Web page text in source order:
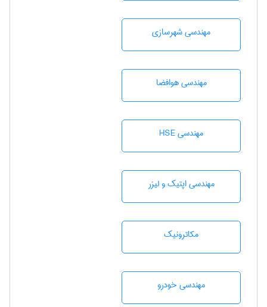
مهندسی شهرسازی
مهندسی هوافضا
مهندسی HSE
مهندسی اپتیک و لیزر
مکاترونیک
مهندسی خودرو